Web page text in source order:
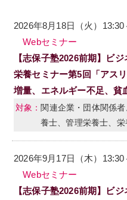
2026年8月18日（火）13:30
Webセミナー
【志保子塾2026前期】ビ
栄養セミナー第5回「アス
増量、エネルギー不足、貧
関連企業・団体関係
養士、管理栄養士、栄
2026年9月17日（木）13:30
Webセミナー
【志保子塾2026前期】ビ